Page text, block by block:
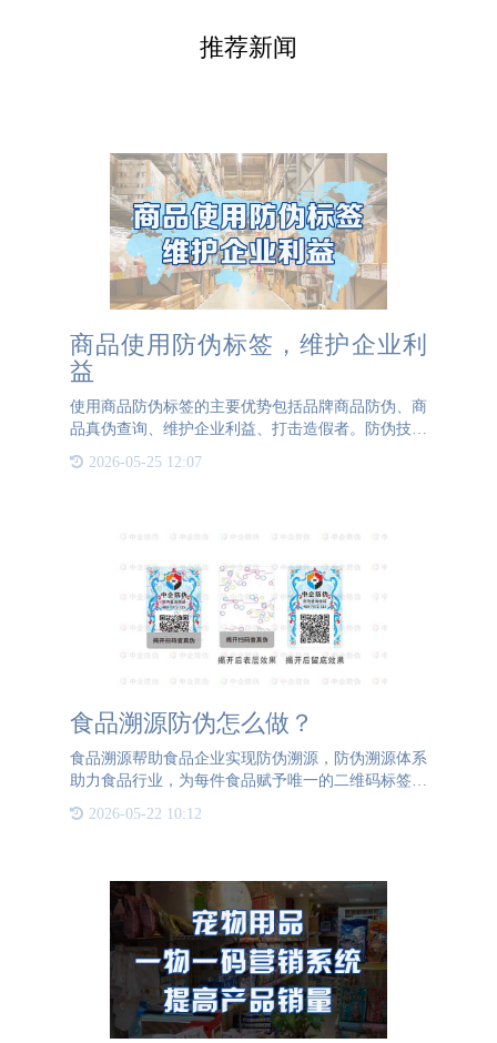
推荐新闻
商品使用防伪标签，维护企业利
益
使用商品防伪标签的主要优势包括品牌商品防伪、商
品真伪查询、维护企业利益、打击造假者。防伪技术
商品，方便消费者查询真伪，减少假货，抵御各种不
2026-05-25 12:07
食品溯源防伪怎么做？
食品溯源帮助食品企业实现防伪溯源，防伪溯源体系
助力食品行业，为每件食品赋予唯一的二维码标签，
假冒伪劣食品。食品溯源可以更大化的扩大食品的销
2026-05-22 10:12